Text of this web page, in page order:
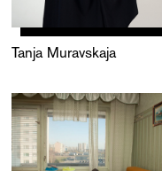
Tanja Muravskaja